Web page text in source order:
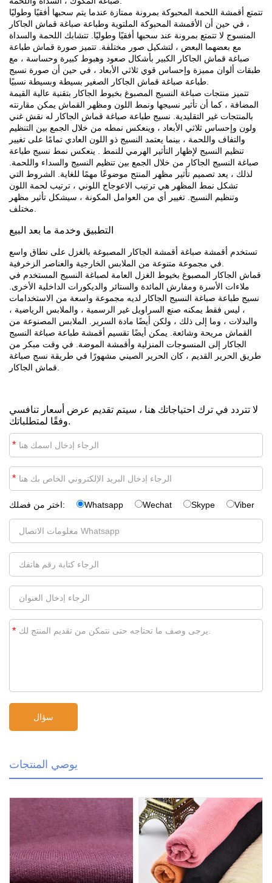
تتمتع أقمشة اللحمة المحبوكة بمرونة ممتازة عندما يتم سحبها أفقيًا وطوليًا
، في حين أن الأقمشة المحبوكة الملتوية وطباعة صباغة قماش الجاكار
المنسوج لا تتمتع بمرونة عند سحبها أفقيًا وطوليًا. تتشابك اللحمة والسداة
مع بعضهما البعض ، لتشكيل صور مختلفة. تتميز صورة قماش طباعة
صباغة قماش الجاكار الكبير بأشكال صعود وهبوط كبيرة وحساسة ، مع
طبقات ألوان مميزة وإحساس قوي ثلاثي الأبعاد ، في حين أن صورة نسيج
تتميز منتجات صباغة النسيج المصبوغ بخيوط الجاكار بتقنية عالية القيمة
المضافة ، كما أن تأثير نسيجها ونمط اللون ومظهر القماش يمكن مقارنته
بالمنتجات غير التقليدية. نسيج طباعة صباغة قماش الجاكار له نقش غني
ولون وإحساس ثلاثي الأبعاد ، وينعكس نمطه من خلال الجمع بين التنظيم
والتفاف واللحمة ، بينما يعتمد النسيج ذو اللون العادي تمامًا على تغيير
تنظيم النسيج لإظهار التأثير الهرمي للنمط . ينعكس نمط نسيج طباعة
صباغة النسيج الجاكار من خلال الجمع بين تنظيم النسيج والسداء واللحمة.
لذلك ، يعد تصميم تأثير مظهر المنتج موضوعًا مهمًا للغاية. الشروط التي
تشكل نمط المظهر هي ترتيب الاعوجاج اللوني ، ترتيب لحمة اللون
وتنظيم النسيج. تغيير أي من العوامل المكونة ، سيشكل تأثير مظهر
التطبيق وخدمة ما بعد البيع
تستخدم أقمشة صباغة أقمشة الجاكار المصبوغة بالغزل على نطاق واسع
قماش الجاكار المصبوغ بخيوط الغزل العامة لصباغة النسيج المستخدم في
ملاءات الأسرة ومفارش المائدة والستائر والديكورات الداخلية الأخرى.
نسيج طباعة صباغة النسيج الجاكار لديه مجموعة واسعة من الاستخدامات
، ليس فقط يمكنه صنع السراويل غير الرسمية ، والملابس الرياضية ،
والبدلات ، وما إلى ذلك ، ولكن أيضًا مادة السرير. الملابس المصنوعة من
القماش مريحة وشائعة. يمكن أيضًا تقسيم أقمشة طباعة صباغة النسيج
الجاكار إلى المنسوجات المنزلية وأقمشة الموضة. في وقت مبكر من
طريق الحرير القديم ، كان الحرير الصيني مشهورًا في طريقة نسج صباغة
لا تتردد في ترك احتياجاتك هنا ، سيتم تقديم عرض أسعار تنافسي
وفقًا لمتطلباتك.
*
*
اختر من فضلك: Whatsapp Wechat Skype Viber
*
يوصي المنتجات